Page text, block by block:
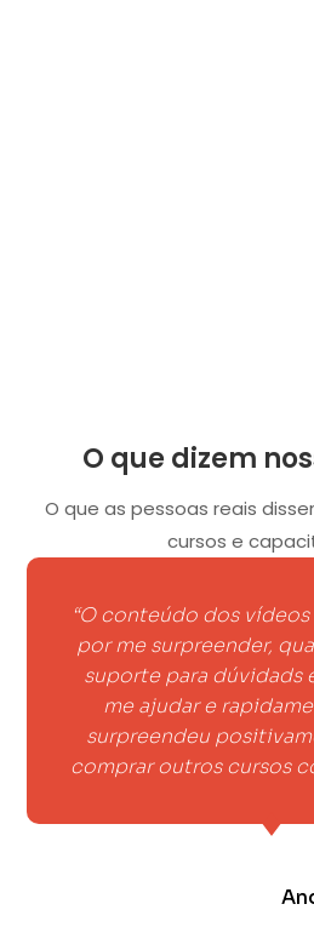
O que dizem
O que as pessoas reais
cursos e
“O conteúdo dos
por me surpreender,
suporte para dúvidads
me ajudar e
surpreendeu
comprar outros cursos